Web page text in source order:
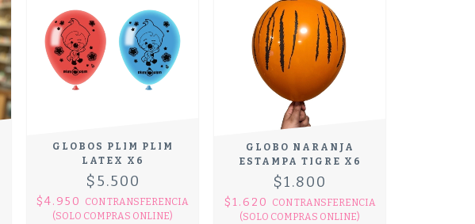
GLOBOS PLIM PLIM
LATEX X6
$5.500
$4.950 CONTRANSFERENCIA
(SOLO COMPRAS ONLINE)
GLOBO NARANJA
ESTAMPA TIGRE X6
$1.800
$1.620 CONTRANSFERENCIA
(SOLO COMPRAS ONLINE)